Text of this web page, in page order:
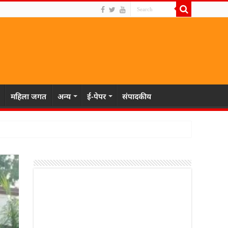
महिला जगत अन्य ई-पेपर संपादकीय